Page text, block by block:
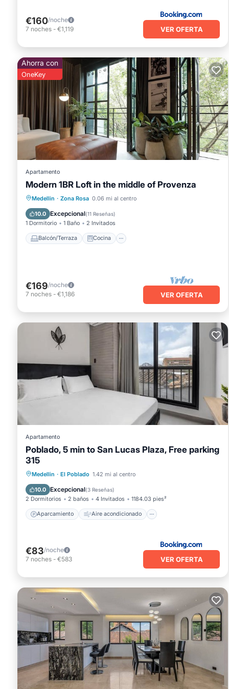
€160/noche
7 noches - €1,119 VER OFERTA
Ahorra con
OneKey
Apartamento
Modern 1BR Loft in the middle of Provenza
Medellin · Zona Rosa 0.06 mi al centro
10.0 Excepcional(11 Reseñas)
1 Dormitorio 1 Baño 2 Invitados
Balcón/Terraza Cocina
Balcón/Terraza
Cocina
Aire acondicionado
€169/noche
7 noches - €1,186 VER OFERTA
Apartamento
Poblado, 5 min to San Lucas Plaza, Free parking
315
Medellin · El Poblado 1.42 mi al centro
10.0 Excepcional(3 Reseñas)
2 Dormitorios 2 baños 4 Invitados 1184.03 pies²
Aparcamiento Aire acondicionado
Aparcamiento
Aire acondicionado
Internet
Se admiten mascotas
€83/noche
7 noches - €583 VER OFERTA